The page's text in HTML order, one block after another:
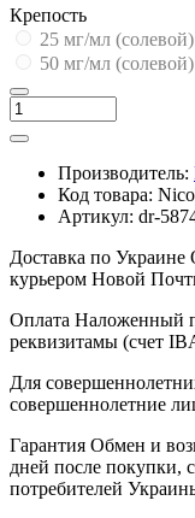
Крепость
25 мг/мл (cолевой)
50 мг/мл (солевой)
Производитель:
Код товара:
Артикул: dr-
Доставка по Украине
курьером Новой
Оплата Наложенный
реквизитамы (счет
Для
совершеннолетние
Гарантия Обмен и
дней после покупки,
потребителей